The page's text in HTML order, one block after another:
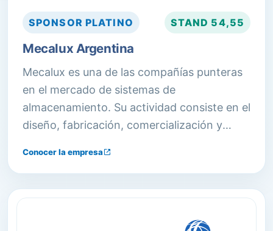
SPONSOR PLATINO STAND 54,55
Mecalux Argentina
Mecalux es una de las compañías punteras
en el mercado de sistemas de
almacenamiento. Su actividad consiste en el
diseño, fabricación, comercialización y
estanterías metálicas, depósitos
almacenamiento.
Conocer la empresa